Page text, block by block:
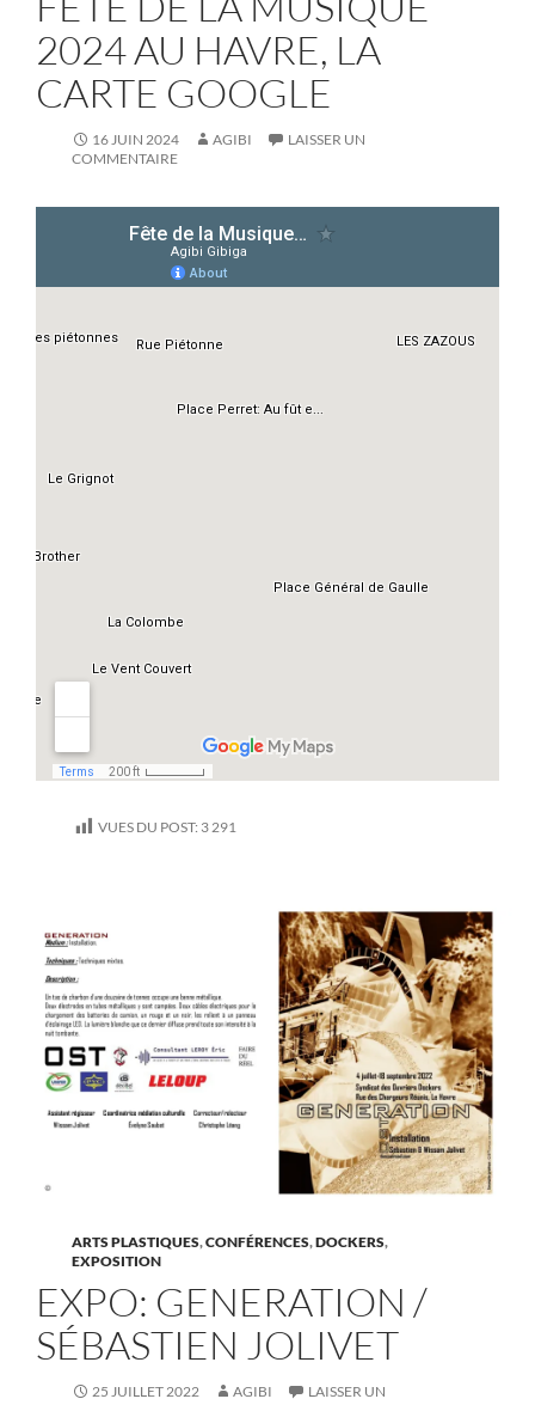
2024 AU HAVRE, LA
CARTE GOOGLE
16 JUIN 2024 AGIBI
LAISSER UN
COMMENTAIRE
VUES DU POST: 3 291
ARTS PLASTIQUES,CONFÉRENCES,DOCKERS,
EXPOSITION
EXPO: GENERATION /
SÉBASTIEN JOLIVET
25 JUILLET 2022 AGIBI
LAISSER UN